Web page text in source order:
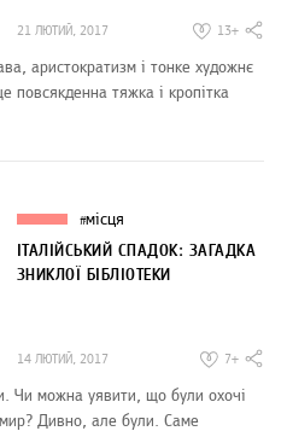
21 ЛЮТИЙ, 2017 13+
аристократизм і тонке художнє
повсякденна тяжка і кропітка
#місця
ІТАЛІЙСЬКИЙ СПАДОК: ЗАГАДКА
ЗНИКЛОЇ БІБЛІОТЕКИ
14 ЛЮТИЙ, 2017 7+
Чи можна уявити, що були охочі
Дивно, але були. Саме